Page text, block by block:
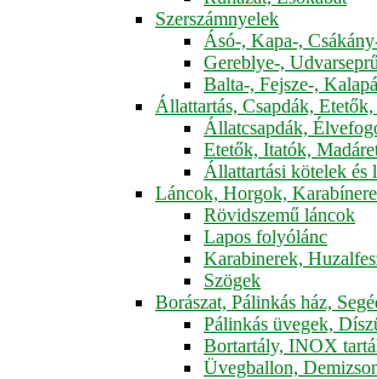
Szerszámnyelek
Ásó-, Kapa-,
Gereblye-,
Balta-, Fejsze-,
Állattartás, Csapdák,
Állatcsapdák,
Etetők, Itatók,
Állattartási kötelek és
Láncok, Horgok,
Rövidszemű láncok
Lapos folyólánc
Karabinerek,
Szögek
Borászat, Pálinkás ház,
Pálinkás üvegek,
Bortartály, INOX
Üvegballon,